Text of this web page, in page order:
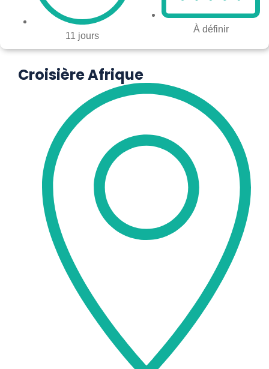
11 jours
À définir
Croisière Afrique